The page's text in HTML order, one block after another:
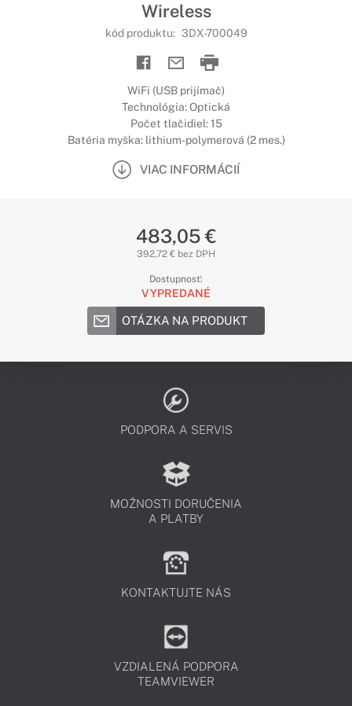
Wireless
kód produktu: 3DX-700049
WiFi (USB prijímač)
Technológia: Optická
Počet tlačidiel: 15
Batéria myška: lithium-polymerová (2 mes.)
VIAC INFORMÁCIÍ
483,05 €
392,72 € bez DPH
Dostupnosť:
VYPREDANÉ
OTÁZKA NA PRODUKT
PODPORA A SERVIS
MOŽNOSTI DORUČENIA
A PLATBY
KONTAKTUJTE NÁS
VZDIALENÁ PODPORA
TEAMVIEWER